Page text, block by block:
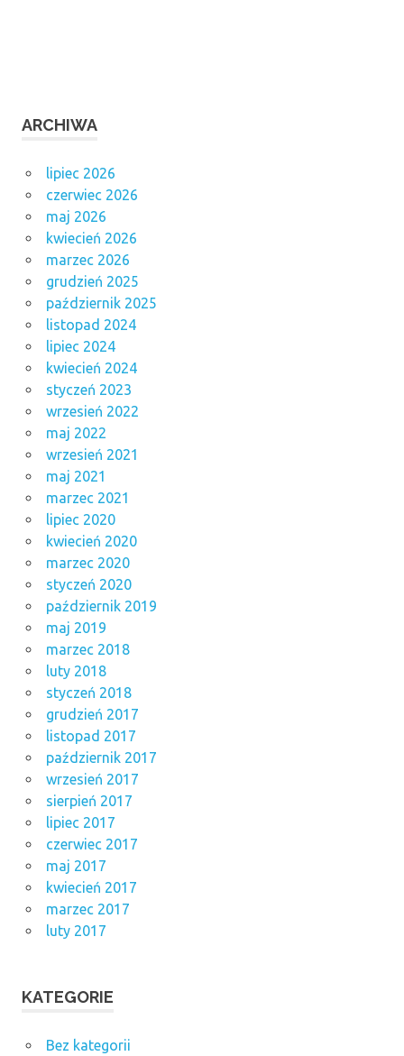
ARCHIWA
lipiec 2026
czerwiec 2026
maj 2026
kwiecień 2026
marzec 2026
grudzień 2025
październik 2025
listopad 2024
lipiec 2024
kwiecień 2024
styczeń 2023
wrzesień 2022
maj 2022
wrzesień 2021
maj 2021
marzec 2021
lipiec 2020
kwiecień 2020
marzec 2020
styczeń 2020
październik 2019
maj 2019
marzec 2018
luty 2018
styczeń 2018
grudzień 2017
listopad 2017
październik 2017
wrzesień 2017
sierpień 2017
lipiec 2017
czerwiec 2017
maj 2017
kwiecień 2017
marzec 2017
luty 2017
KATEGORIE
Bez kategorii